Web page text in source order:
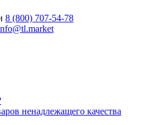
8 (800) 707-54-78
ненадлежащего качества